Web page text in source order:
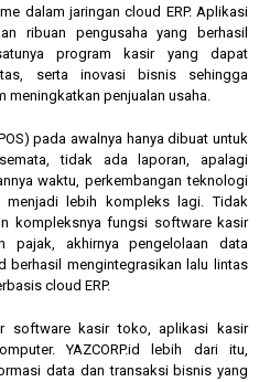
dalam jaringan cloud ERP. Aplikasi
ribuan pengusaha yang berhasil
satunya program kasir yang dapat
serta inovasi bisnis sehingga
meningkatkan penjualan usaha.
pada awalnya hanya dibuat untuk
tidak ada laporan, apalagi
waktu, perkembangan teknologi
lebih kompleks lagi. Tidak
kompleksnya fungsi software kasir
pajak, akhirnya pengelolaan data
berhasil mengintegrasikan lalu lintas
cloud ERP.
software kasir toko, aplikasi kasir
YAZCORP.id lebih dari itu,
data dan transaksi bisnis yang